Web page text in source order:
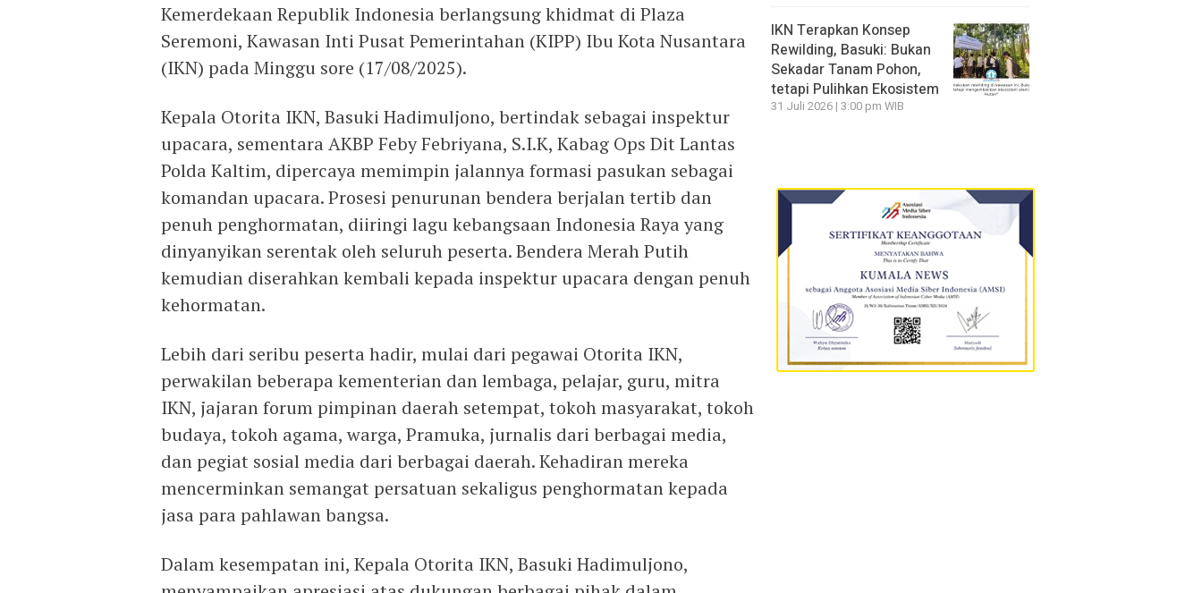
Kemerdekaan Republik Indonesia berlangsung khidmat di Plaza
Seremoni, Kawasan Inti Pusat Pemerintahan (KIPP) Ibu Kota Nusantara
(IKN) pada Minggu sore (17/08/2025).
Kepala Otorita IKN, Basuki Hadimuljono, bertindak sebagai inspektur
upacara, sementara AKBP Feby Febriyana, S.I.K, Kabag Ops Dit Lantas
Polda Kaltim, dipercaya memimpin jalannya formasi pasukan sebagai
komandan upacara. Prosesi penurunan bendera berjalan tertib dan
penuh penghormatan, diiringi lagu kebangsaan Indonesia Raya yang
dinyanyikan serentak oleh seluruh peserta. Bendera Merah Putih
kemudian diserahkan kembali kepada inspektur upacara dengan penuh
kehormatan.
Lebih dari seribu peserta hadir, mulai dari pegawai Otorita IKN,
perwakilan beberapa kementerian dan lembaga, pelajar, guru, mitra
IKN, jajaran forum pimpinan daerah setempat, tokoh masyarakat, tokoh
budaya, tokoh agama, warga, Pramuka, jurnalis dari berbagai media,
dan pegiat sosial media dari berbagai daerah. Kehadiran mereka
mencerminkan semangat persatuan sekaligus penghormatan kepada
jasa para pahlawan bangsa.
Dalam kesempatan ini, Kepala Otorita IKN, Basuki Hadimuljono,
IKN Terapkan Konsep
Rewilding, Basuki: Bukan
Sekadar Tanam Pohon,
tetapi Pulihkan Ekosistem
31 Juli 2026 | 3:00 pm WIB